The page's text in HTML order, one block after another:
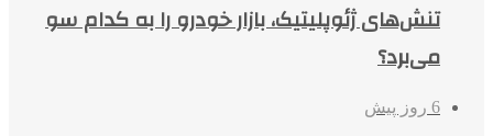
تنش‌های ژئوپلیتیک، بازار خودرو را به کدام سو
می‌برد؟
6 روز پیش